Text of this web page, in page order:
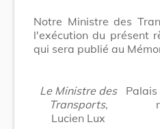
Notre Ministre des
l'exécution du présent
qui sera publié au
Le Ministre des
Transports,
Lucien Lux